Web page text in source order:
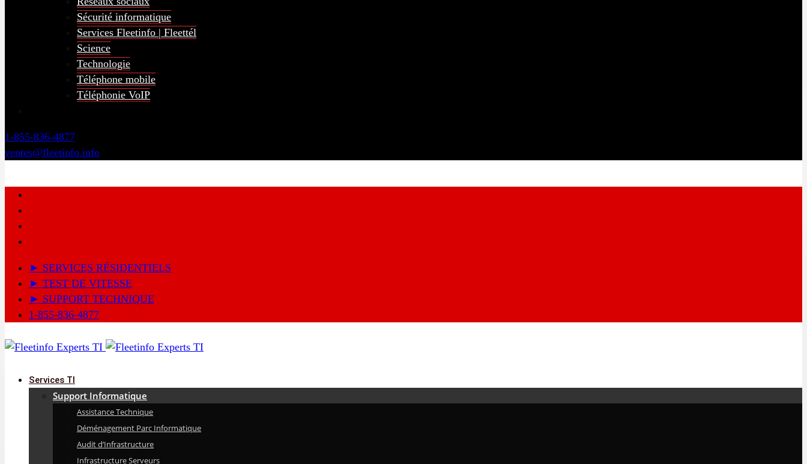
Sécurité informatique
Services Fleetinfo | Fleettél
Science
Technologie
Téléphone mobile
Téléphonie VoIP
1-855-836-4877
ventes@fleetinfo.info
► SERVICES RÉSIDENTIELS
► TEST DE VITESSE
► SUPPORT TECHNIQUE
1-855-836-4877
Services TI
Support Informatique
Assistance Technique
Déménagement Parc Informatique
Audit d’Infrastructure
Infrastructure Serveurs